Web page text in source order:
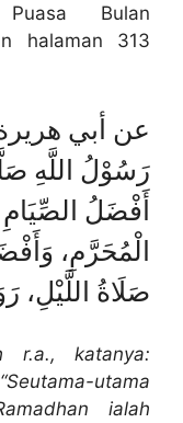
Puasa Bulan
halaman 313
عن أبي
رَسُوْلُ اللَّهِ
أَفْضَلُ
الْمُحَرَّمِ،
صَلَاةُ اللَّيْلِ،
r.a., katanya:
utama
ialah